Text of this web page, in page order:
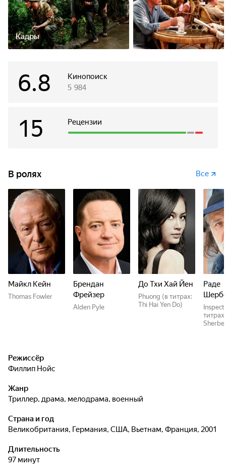
Кадры
Кинопоиск
6.8 5 984
Рецензии
15
В ролях Все
Майкл Кейн
Thomas Fowler
Брендан
Фрейзер
Alden Pyle
До Тхи Хай Йен
Phuong (в титрах:
Thi Hai Yen Do)
Раде
Режиссёр
Филлип Нойс
Жанр
триллер, драма, мелодрама, военный
Страна и год
Великобритания, Германия, США, Вьетнам, Франция, 2001
Длительность
97 минут